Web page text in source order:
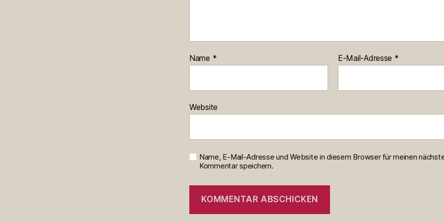
Name * E-Mail-Adresse *
Website
Name, E-Mail-Adresse und Website in diesem Browser für meinen
Kommentar speichern.